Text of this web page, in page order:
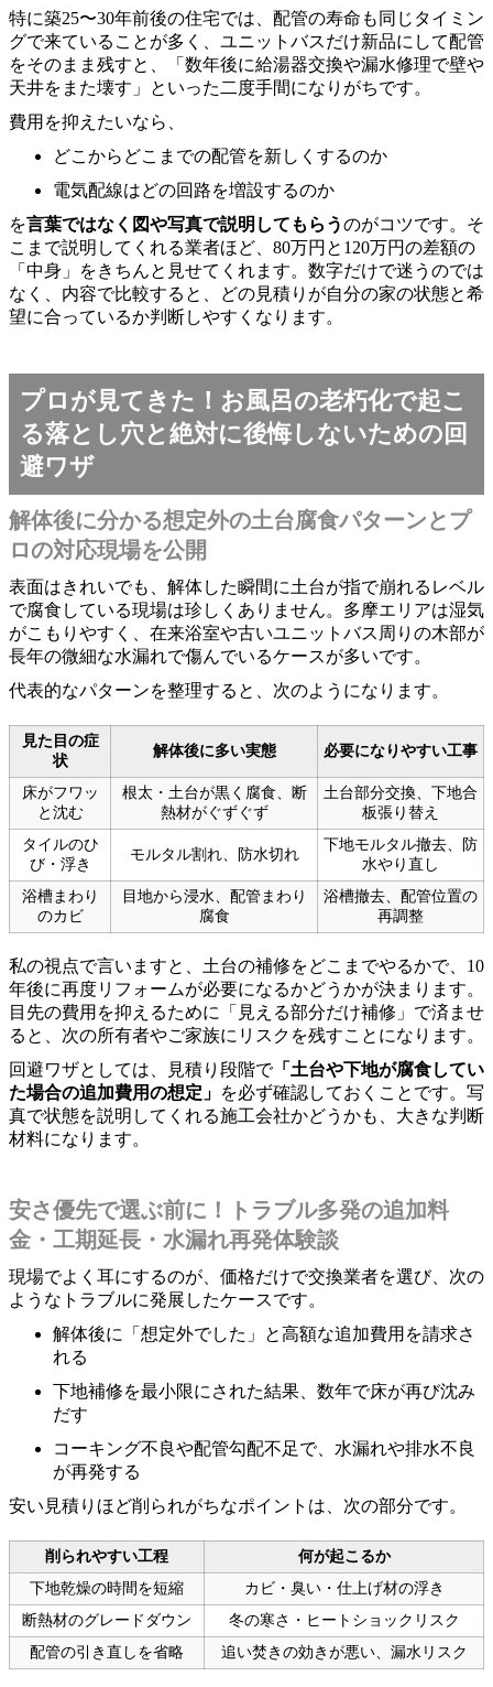
特に築25〜30年前後の住宅では、配管の寿命も同じタイミン
グで来ていることが多く、ユニットバスだけ新品にして配管
をそのまま残すと、「数年後に給湯器交換や漏水修理で壁や
天井をまた壊す」といった二度手間になりがちです。
費用を抑えたいなら、
どこからどこまでの配管を新しくするのか
電気配線はどの回路を増設するのか
を言葉ではなく図や写真で説明してもらうのがコツです。そ
こまで説明してくれる業者ほど、80万円と120万円の差額の
「中身」をきちんと見せてくれます。数字だけで迷うのでは
なく、内容で比較すると、どの見積りが自分の家の状態と希
望に合っているか判断しやすくなります。
プロが見てきた！お風呂の老朽化で起こ
る落とし穴と絶対に後悔しないための回
避ワザ
解体後に分かる想定外の土台腐食パターンとプ
ロの対応現場を公開
表面はきれいでも、解体した瞬間に土台が指で崩れるレベル
で腐食している現場は珍しくありません。多摩エリアは湿気
がこもりやすく、在来浴室や古いユニットバス周りの木部が
長年の微細な水漏れで傷んでいるケースが多いです。
代表的なパターンを整理すると、次のようになります。
見た目の症
状
解体後に多い実態 必要になりやすい工事
床がフワッ
と沈む
根太・土台が黒く腐食、断
熱材がぐずぐず
土台部分交換、下地合
板張り替え
タイルのひ
び・浮き
モルタル割れ、防水切れ
下地モルタル撤去、防
水やり直し
浴槽まわり
のカビ
目地から浸水、配管まわり
腐食
浴槽撤去、配管位置の
再調整
私の視点で言いますと、土台の補修をどこまでやるかで、10
年後に再度リフォームが必要になるかどうかが決まります。
目先の費用を抑えるために「見える部分だけ補修」で済ませ
ると、次の所有者やご家族にリスクを残すことになります。
回避ワザとしては、見積り段階で「土台や下地が腐食してい
た場合の追加費用の想定」 を必ず確認しておくことです。写
真で状態を説明してくれる施工会社かどうかも、大きな判断
材料になります。
安さ優先で選ぶ前に！トラブル多発の追加料
金・工期延長・水漏れ再発体験談
現場でよく耳にするのが、価格だけで交換業者を選び、次の
ようなトラブルに発展したケースです。
解体後に「想定外でした」と高額な追加費用を請求さ
れる
下地補修を最小限にされた結果、数年で床が再び沈み
だす
コーキング不良や配管勾配不足で、水漏れや排水不良
が再発する
安い見積りほど削られがちなポイントは、次の部分です。
削られやすい工程
何が起こるか
下地乾燥の時間を短縮
カビ・臭い・仕上げ材の浮き
断熱材のグレードダウン
冬の寒さ・ヒートショックリスク
配管の引き直しを省略
追い焚きの効きが悪い、漏水リスク